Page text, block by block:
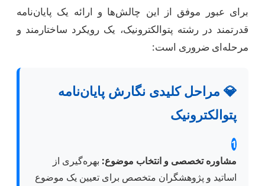
برای عبور موفق از این چالش‌ها و ارائه یک پایان‌نامه
قدرتمند در رشته پتوالکترونیک، یک رویکرد ساختارمند و
مرحله‌ای ضروری است:
💎 مراحل کلیدی نگارش پایان‌نامه
پتوالکترونیک
1
مشاوره تخصصی و انتخاب موضوع: بهره‌گیری از
اساتید و پژوهشگران متخصص برای تعیین یک موضوع